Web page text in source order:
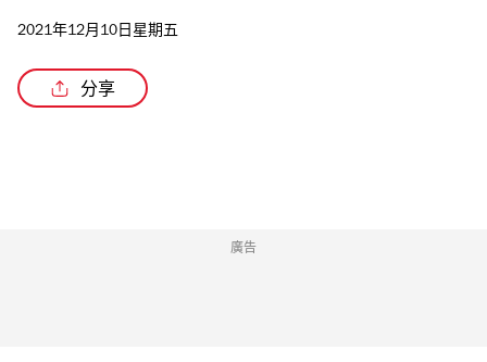
2021年12月10日星期五
分享
廣告